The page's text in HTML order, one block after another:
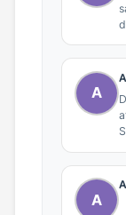
A
A